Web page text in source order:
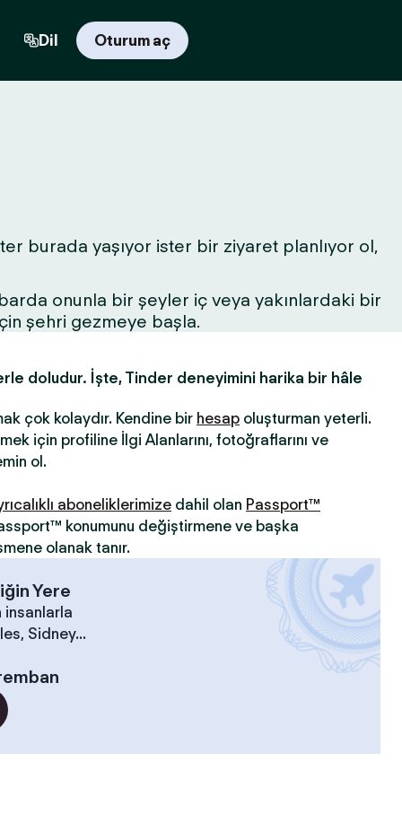
Dil Oturum aç
burada yaşıyor ister bir ziyaret planlıyor ol,
onunla bir şeyler iç veya yakınlardaki bir
şehri gezmeye başla.
doludur. İşte, Tinder deneyimini harika bir hâle
çok kolaydır. Kendine bir hesap oluşturman yeterli.
için profiline İlgi Alanlarını, fotoğraflarını ve
ol.
aboneliklerimize dahil olan Passport™
konumunu değiştirmene ve başka
olanak tanır.
Yere
insanlarla
Sidney...